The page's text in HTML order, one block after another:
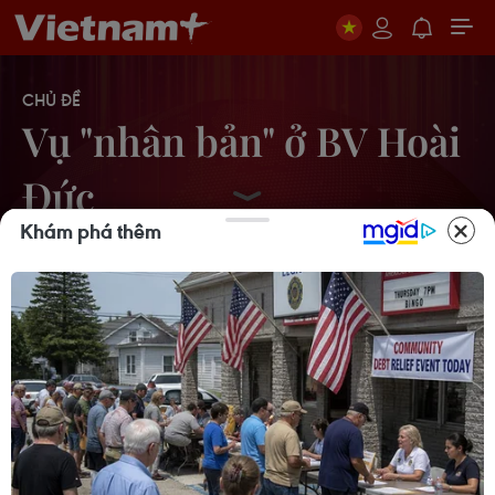
CHỦ ĐỀ
Vụ "nhân bản" ở BV Hoài
Đức
Công bố danh sách khởi tố 10 bị can
vụ BV Hoài Đức
20/08/2013 08:13
Khen thưởng 3 người tố cáo vụ Bệnh
Khám phá thêm